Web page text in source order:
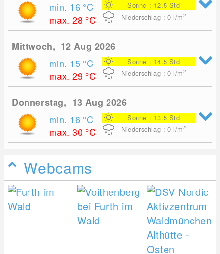
min. 16 °C
max. 28 °C
Sonne : 12.5 Std
Niederschlag : 0 l/m2
Mittwoch, 12 Aug 2026
min. 15 °C
max. 29 °C
Sonne : 14.5 Std
Niederschlag : 0 l/m2
Donnerstag, 13 Aug 2026
min. 16 °C
max. 30 °C
Sonne : 13.5 Std
Niederschlag : 0 l/m2
Webcams